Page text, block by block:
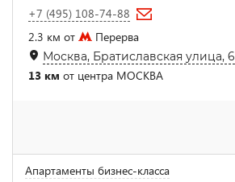
+7 (495) 108-74-88
2.3 км от
Перерва
Москва, Братиславская улица, 6
13 км от центра МОСКВА
Апартаменты бизнес-класса